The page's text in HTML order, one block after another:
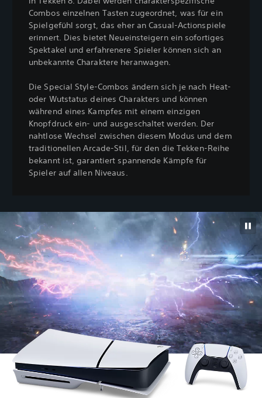
Combos einzelnen Tasten zugeordnet, was für ein
Spielgefühl sorgt, das eher an Casual-Actionspiele
erinnert. Dies bietet Neueinsteigern ein sofortiges
Spektakel und erfahrenere Spieler können sich an
unbekannte Charaktere heranwagen.
Die Special Style-Combos ändern sich je nach Heat-
oder Wutstatus deines Charakters und können
während eines Kampfes mit einem einzigen
Knopfdruck ein- und ausgeschaltet werden. Der
nahtlose Wechsel zwischen diesem Modus und dem
traditionellen Arcade-Stil, für den die Tekken-Reihe
bekannt ist, garantiert spannende Kämpfe für
Spieler auf allen Niveaus.